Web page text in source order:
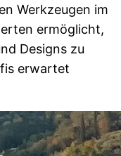
Werkzeugen im
ermöglicht,
Designs zu
erwartet